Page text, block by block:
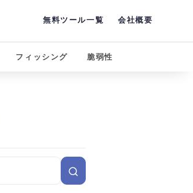
無料ツール一覧 会社概要
フィッシング 脆弱性